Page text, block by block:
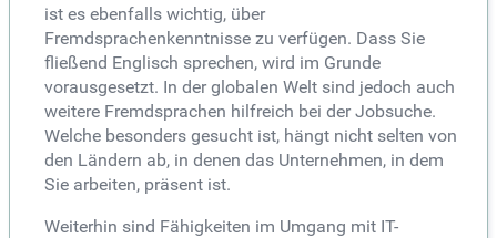
ist es ebenfalls wichtig, über
Fremdsprachenkenntnisse zu verfügen. Dass Sie
fließend Englisch sprechen, wird im Grunde
vorausgesetzt. In der globalen Welt sind jedoch auch
weitere Fremdsprachen hilfreich bei der Jobsuche.
Welche besonders gesucht ist, hängt nicht selten von
den Ländern ab, in denen das Unternehmen, in dem
Sie arbeiten, präsent ist.
Weiterhin sind Fähigkeiten im Umgang mit IT-